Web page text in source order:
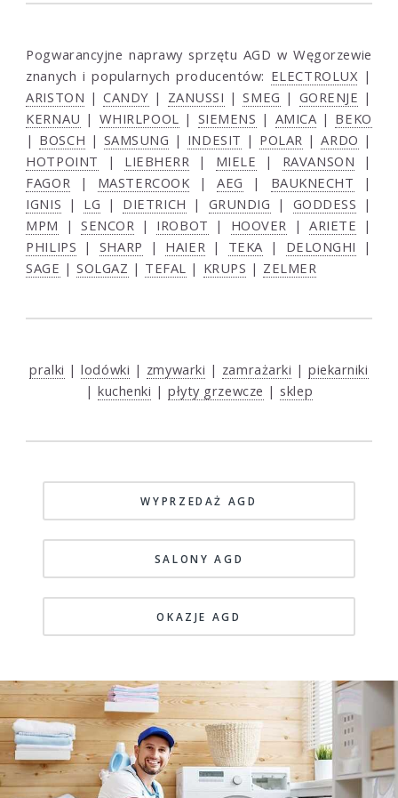
Pogwarancyjne naprawy sprzętu AGD w Węgorzewie
znanych i popularnych producentów: ELECTROLUX|
ARISTON |CANDY | ZANUSSI |SMEG | GORENJE |
KERNAU | WHIRLPOOL | SIEMENS | AMICA | BEKO
| BOSCH | SAMSUNG | INDESIT | POLAR |ARDO |
HOTPOINT | LIEBHERR | MIELE | RAVANSON |
FAGOR | MASTERCOOK |AEG | BAUKNECHT |
IGNIS | LG | DIETRICH | GRUNDIG | GODDESS |
MPM |SENCOR | IROBOT | HOOVER |ARIETE |
PHILIPS | SHARP | HAIER | TEKA | DELONGHI
|
SAGE |SOLGAZ | TEFAL | KRUPS | ZELMER
pralki |lodówki | zmywarki | zamrażarki |piekarniki
| kuchenki |płyty grzewcze | sklep
WYPRZEDAŻ AGD
SALONY AGD
OKAZJE AGD